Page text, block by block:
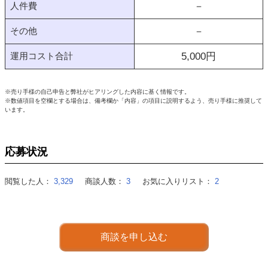
人件費 －
その他 －
運用コスト合計 5,000円
※売り手様の自己申告と弊社がヒアリングした内容に基く情報です。
※数値項目を空欄とする場合は、備考欄か「内容」の項目に説明するよう、売り手様に推奨して
います。
応募状況
閲覧した人： 3,329 商談人数： 3 お気に入りリスト： 2
商談を申し込む